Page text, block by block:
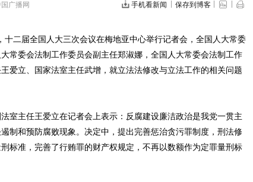
广播网 手机看新闻 保存到博客
二届全国人大三次会议在梅地亚中心举行记者会，全国人大常委
常委会法制工作委员会副主任郑淑娜，全国人大常委会法制工作
爱立、国家法室主任武增，就立法法修改与立法工作的相关问题
主任王爱立在记者会上表示：反腐建设廉洁政治是我党一贯主
制和预防腐败现象。决定中，提出完善惩治贪污罪制度，刑法修
标准，完善了行贿罪的财产权规定，不再以数额作为定罪量刑标